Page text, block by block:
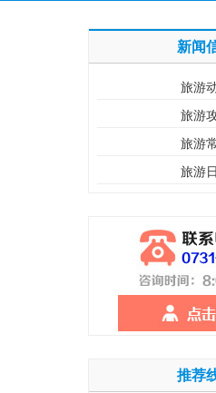
新闻
旅游
旅游
旅游
旅游
推荐